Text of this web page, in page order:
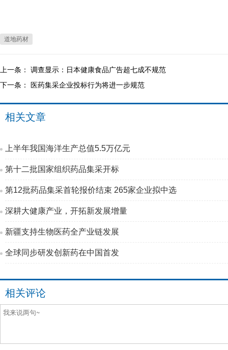
道地药材
上一条： 调查显示：日本健康食品广告超七成不规范
下一条：
医药集采企业投标行为将进一步规范
相关文章
上半年我国海洋生产总值5.5万亿元
第十二批国家组织药品集采开标
第12批药品集采首轮报价结束 265家企业拟中选
深耕大健康产业，开拓新发展增量
新疆支持生物医药全产业链发展
全球同步研发创新药在中国首发
相关评论